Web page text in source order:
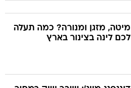
מיטה, מזגן ומנורה? כמה תעלה
לכם לינה בצינור בארץ